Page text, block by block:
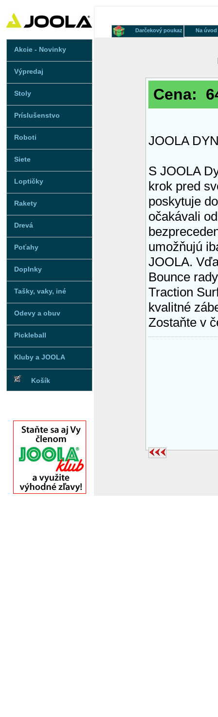
Akcie - Novinky
Výpredaj
Stoly
Príslušenstvo
Roboti
Siete
Loptičky
Rakety
Drevá
Poťahy
Doplnky
Tašky, vaky, iné
Odevy a obuv
Pickleball
Kluby a JOOLA
Košík
Na úvod
Darčekový poukaz
Cena:
JOOLA
S JOOLA
krok pred
poskytuje
očakávali
umožňujú
JOOLA.
Bounce
Traction
kvalitné
Zostaňte v